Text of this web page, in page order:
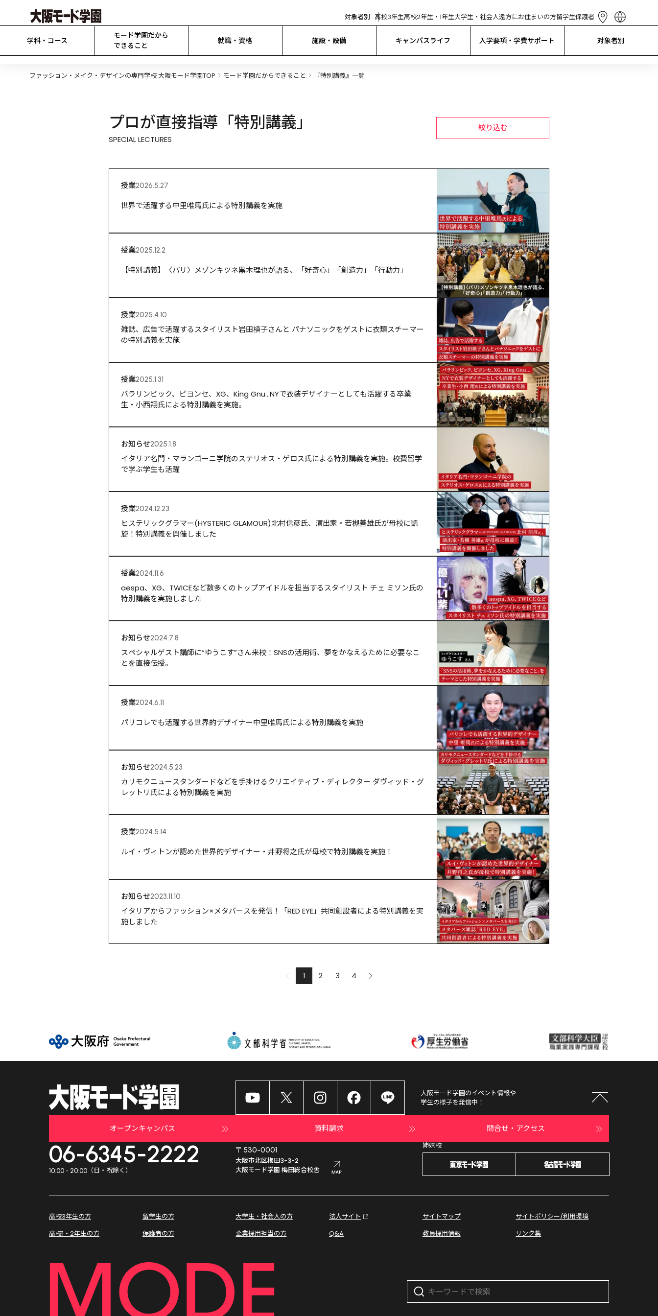
対象者別 高校3年生高校2年生・1年生大学生・社会人遠方にお住まいの方留学生保護者
简体中文
学科・コース
モード学園だから
できること
就職・資格 施設・設備 キャンパスライフ 入学要項・学費サポート 対象者別
ファッション・メイク・デザインの専門学校 大阪モード学園TOP モード学園だからできること 『特別講義』一覧
プロが直接指導「特別講義」
SPECIAL LECTURES
絞り込む
授業2026.5.27
世界で活躍する中里唯馬氏による特別講義を実施
授業2025.12.2
【特別講義】〈パリ〉メゾンキツネ黒木理也が語る、「好奇心」「創造力」「行動力」
授業2025.4.10
雑誌、広告で活躍するスタイリスト岩田槙子さんと パナソニックをゲストに衣類スチーマー
の特別講義を実施
授業2025.1.31
パラリンピック、ビヨンセ、XG、King Gnu…NYで衣装デザイナーとしても活躍する卒業
生・小西翔氏による特別講義を実施。
お知らせ2025.1.8
イタリア名門・マランゴーニ学院のステリオス・ゲロス氏による特別講義を実施。校費留学
で学ぶ学生も活躍
授業2024.12.23
ヒステリックグラマー(HYSTERIC GLAMOUR)北村信彦氏、演出家・若槻善雄氏が母校に凱
旋！特別講義を開催しました
授業2024.11.6
aespa、XG、TWICEなど数多くのトップアイドルを担当するスタイリスト チェ ミソン氏の
特別講義を実施しました
お知らせ2024.7.8
スペシャルゲスト講師に“ゆうこす”さん来校！SNSの活用術、夢をかなえるために必要なこ
とを直接伝授。
授業2024.6.11
パリコレでも活躍する世界的デザイナー中里唯馬氏による特別講義を実施
お知らせ2024.5.23
カリモクニュースタンダードなどを手掛けるクリエイティブ・ディレクター ダヴィッド・グ
レットリ氏による特別講義を実施
授業2024.5.14
ルイ・ヴィトンが認めた世界的デザイナー・井野将之氏が母校で特別講義を実施！
お知らせ2023.11.10
イタリアからファッション×メタバースを発信！「RED EYE」共同創設者による特別講義を実
施しました
1 2 3 4
大阪モード学園のイベント情報や
学生の様子を発信中！
オープンキャンパス 資料請求 問合せ・アクセス
06-6345-2222
10:00 - 20:00 （日・祝除く）
〒530-0001
大阪市北区梅田3-3-2
大阪モード学園 梅田総合校舎
姉妹校
高校3年生の方
高校1・2年生の方
留学生の方
保護者の方
大学生・社会人の方
企業採用担当の方
法人サイト
Q&A
サイトマップ
教員採用情報
サイトポリシー/利用環境
リンク集